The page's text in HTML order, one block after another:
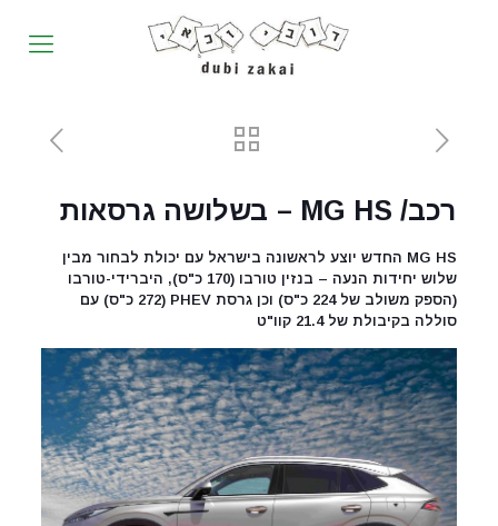
רכב/ MG HS – בשלושה גרסאות
MG HS החדש יוצע לראשונה בישראל עם יכולת לבחור מבין
שלוש יחידות הנעה – בנזין טורבו (170 כ"ס), היברידי-טורבו
(הספק משולב של 224 כ"ס) וכן גרסת PHEV (272 כ"ס) עם
סוללה בקיבולת של 21.4 קוו"ט